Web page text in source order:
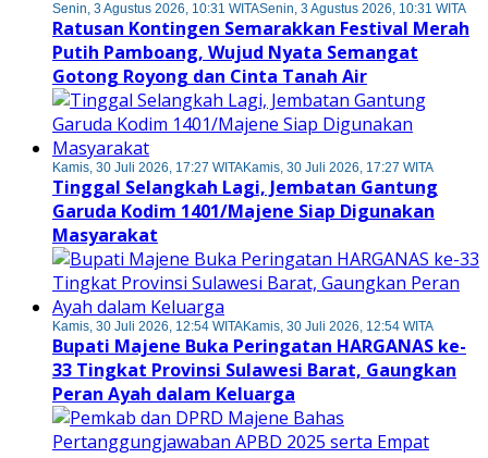
Senin, 3 Agustus 2026, 10:31 WITASenin, 3 Agustus 2026, 10:31 WITA
Ratusan Kontingen Semarakkan Festival Merah
Putih Pamboang, Wujud Nyata Semangat
Gotong Royong dan Cinta Tanah Air
Kamis, 30 Juli 2026, 17:27 WITAKamis, 30 Juli 2026, 17:27 WITA
Tinggal Selangkah Lagi, Jembatan Gantung
Garuda Kodim 1401/Majene Siap Digunakan
Masyarakat
Kamis, 30 Juli 2026, 12:54 WITAKamis, 30 Juli 2026, 12:54 WITA
Bupati Majene Buka Peringatan HARGANAS ke-
33 Tingkat Provinsi Sulawesi Barat, Gaungkan
Peran Ayah dalam Keluarga